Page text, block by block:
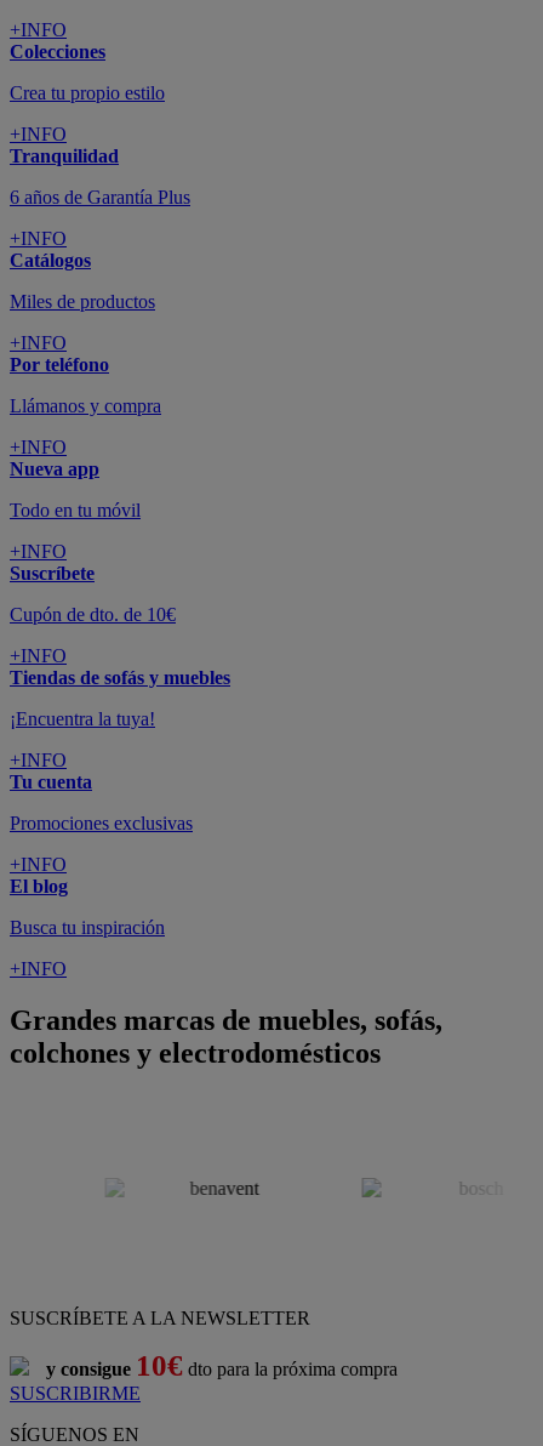
+INFO
Colecciones
Crea tu propio estilo
+INFO
Tranquilidad
6 años de Garantía Plus
+INFO
Catálogos
Miles de productos
+INFO
Por teléfono
Llámanos y compra
+INFO
Nueva app
Todo en tu móvil
+INFO
Suscríbete
Cupón de dto. de 10€
+INFO
Tiendas de sofás y muebles
¡Encuentra la tuya!
+INFO
Tu cuenta
Promociones exclusivas
+INFO
El blog
Busca tu inspiración
+INFO
Grandes marcas de muebles, sofás,
colchones y electrodomésticos
SUSCRÍBETE A LA NEWSLETTER
y consigue 10€ dto para la próxima compra
SUSCRIBIRME
SÍGUENOS EN